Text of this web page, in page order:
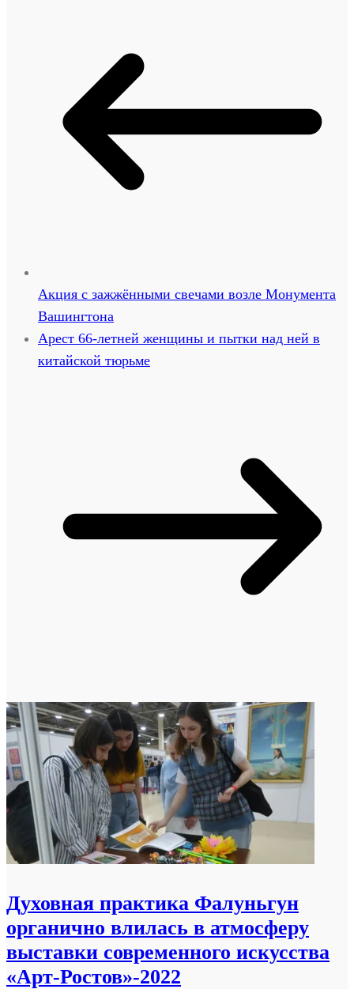
Акция с зажжёнными свечами возле Монумента
Вашингтона
Арест 66-летней женщины и пытки над ней в
китайской тюрьме
Духовная практика Фалуньгун
органично влилась в атмосферу
выставки современного искусства
«Арт-Ростов»-2022